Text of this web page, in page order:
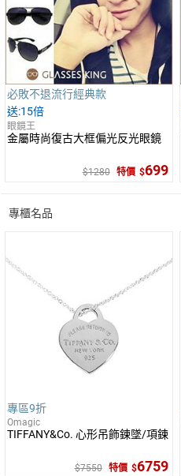
必敗不退流行經典款
15倍
眼鏡王
金屬時尚復古大框偏光反光眼鏡
1280 特價 699
專櫃名品
專區9折
Omagic
TIFFANY&Co. 心形吊飾鍊墜/項鍊
7550 特價 6759